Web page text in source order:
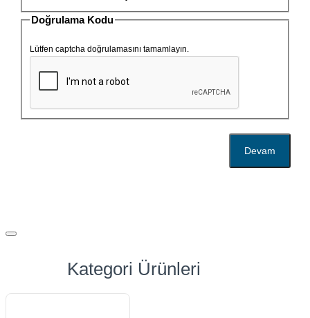
Doğrulama Kodu
Lütfen captcha doğrulamasını tamamlayın.
Devam
Kategori Ürünleri